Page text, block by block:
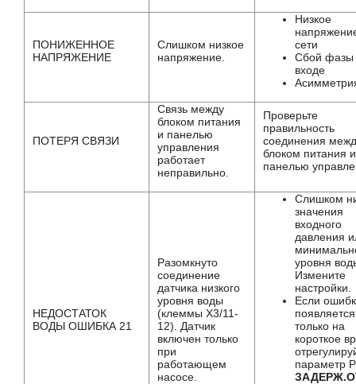
ПОНИЖЕННОЕ
НАПРЯЖЕНИЕ
Слишком низкое
напряжение.
Низкое
сети
Сбой фазы
входе
ПОТЕРЯ СВЯЗИ
Связь между
блоком питания
и панелью
управления
работает
неправильно.
Проверьте
правильность
соединения
блоком питания и
панелью
НЕДОСТАТОК
ВОДЫ ОШИБКА 21
Разомкнуто
соединение
датчика низкого
уровня воды
(клеммы X3/11-
12). Датчик
включен только
при
работающем
насосе.
Слишком
значения
входного
давления
уровня
Измените
настройки.
Если
появляется
только на
короткое
параметр